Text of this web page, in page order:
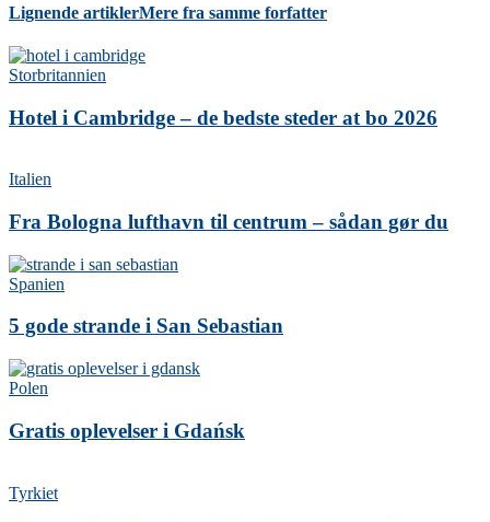
Lignende artiklerMere fra samme forfatter
Storbritannien
Hotel i Cambridge – de bedste steder at bo 2026
Italien
Fra Bologna lufthavn til centrum – sådan gør du
Spanien
5 gode strande i San Sebastian
Polen
Gratis oplevelser i Gdańsk
Tyrkiet